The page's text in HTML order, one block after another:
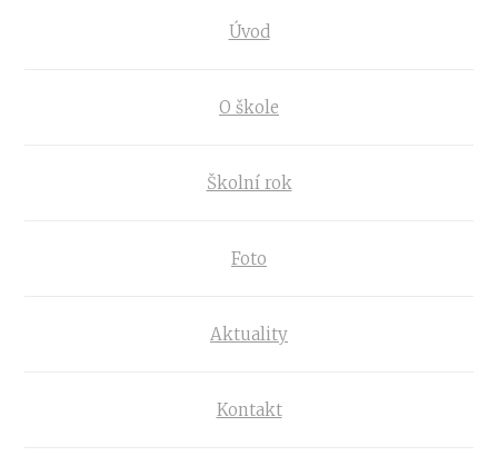
Úvod
O škole
Školní rok
Foto
Aktuality
Kontakt